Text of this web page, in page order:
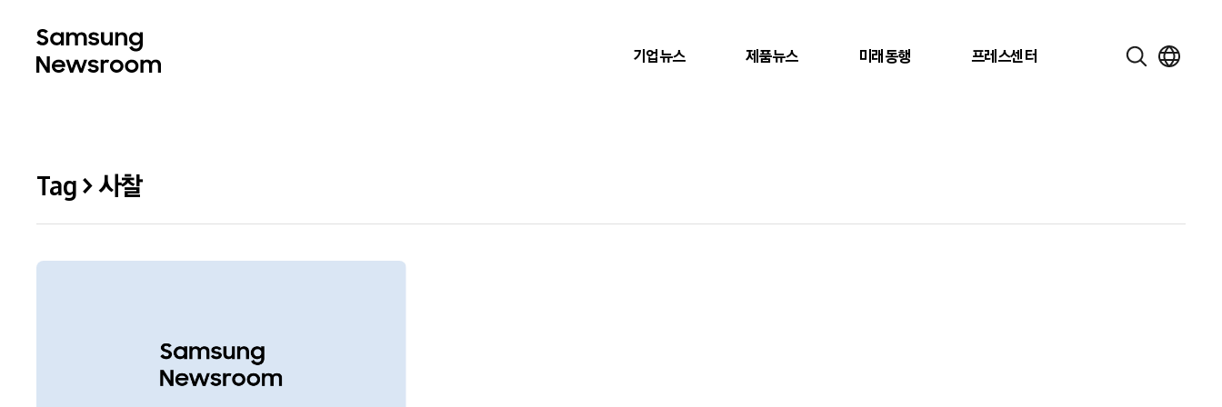
기업뉴스 제품뉴스 미래동행 프레스센터
Tag > 사찰